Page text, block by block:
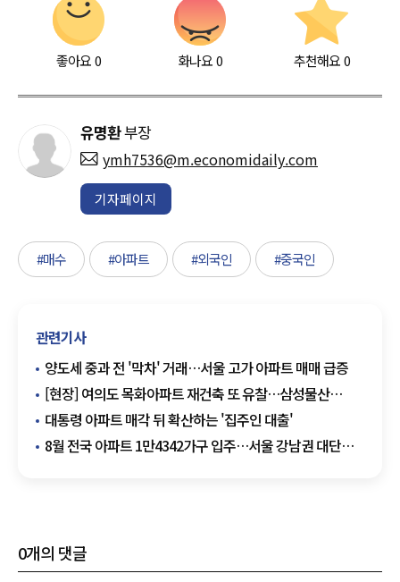
좋아요0 화나요0 추천해요 0
유명환부장
ymh7536@m.economidaily.com
기자페이지
#매수 #아파트 #외국인 #중국인
관련기사
양도세 중과 전 '막차' 거래…서울 고가 아파트 매매 급증
[현장] 여의도 목화아파트 재건축 또 유찰…삼성물산
무혈입성 청신호
대통령 아파트 매각 뒤 확산하는 '집주인 대출'
8월 전국 아파트 1만4342가구 입주…서울 강남권 대단지
0개의 댓글